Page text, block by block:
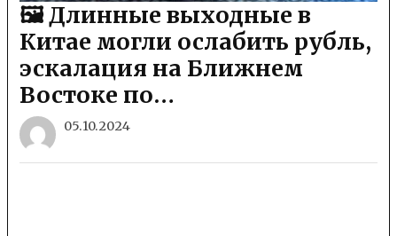
🖼 Длинные выходные в
Китае могли ослабить рубль,
эскалация на Ближнем
Востоке по…
05.10.2024